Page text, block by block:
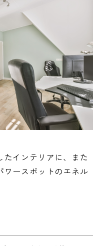
インテリアに、また
ースポットのエネル